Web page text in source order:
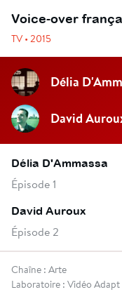
Voice-over
TV • 2015
Délia
David
Délia D'Ammassa
Épisode 1
David Auroux
Épisode 2
Chaîne : Arte
Laboratoire : Vidéo Adapt